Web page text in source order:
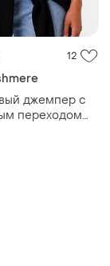
12
джемпер с
переходом